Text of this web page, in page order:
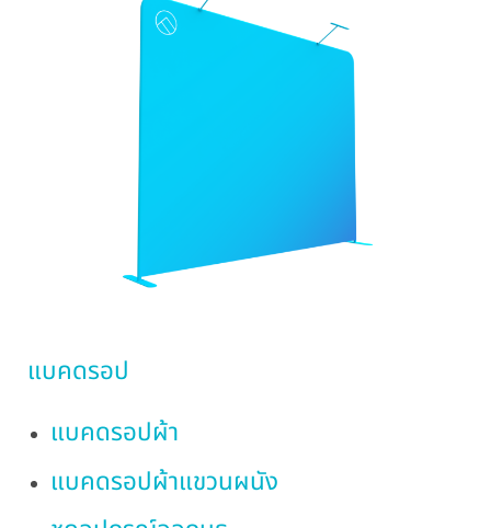
แบคดรอป
แบคดรอปผ้า
แบคดรอปผ้าแขวนผนัง